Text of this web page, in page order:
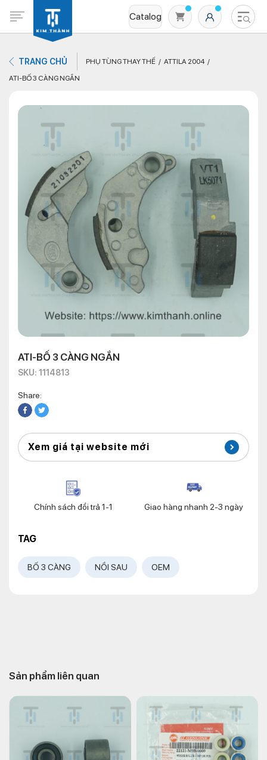
Catalog
Không có sản phẩm nào trong giỏ hàng
TRANG CHỦ PHỤ TÙNG THAY THẾ
ATTILA 2004
ATI-BỐ 3 CÀNG NGẮN
ATI-BỐ 3 CÀNG NGẮN
SKU: 1114813
Share:
Xem giá tại website mới
Chính sách đổi trả 1-1 Giao hàng nhanh 2-3 ngày
TAG
BỐ 3 CÀNG NỒI SAU OEM
Sản phẩm liên quan